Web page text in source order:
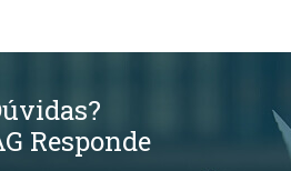
Responde